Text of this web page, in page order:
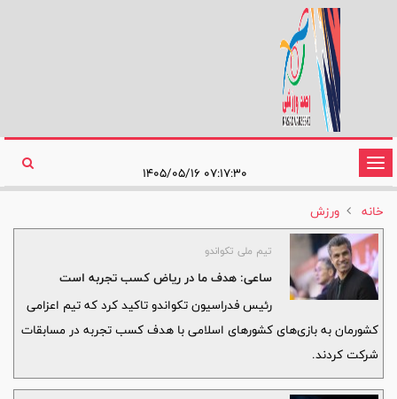
تغییر
وضعیت
ناوبری
خانه
ورزش
تیم ملی تکواندو
ساعی: هدف ما در ریاض کسب تجربه است
رئیس فدراسیون تکواندو تاکید کرد که تیم اعزامی
کشورمان به بازی‌های کشورهای اسلامی با هدف کسب تجربه در مسابقات
شرکت کردند.